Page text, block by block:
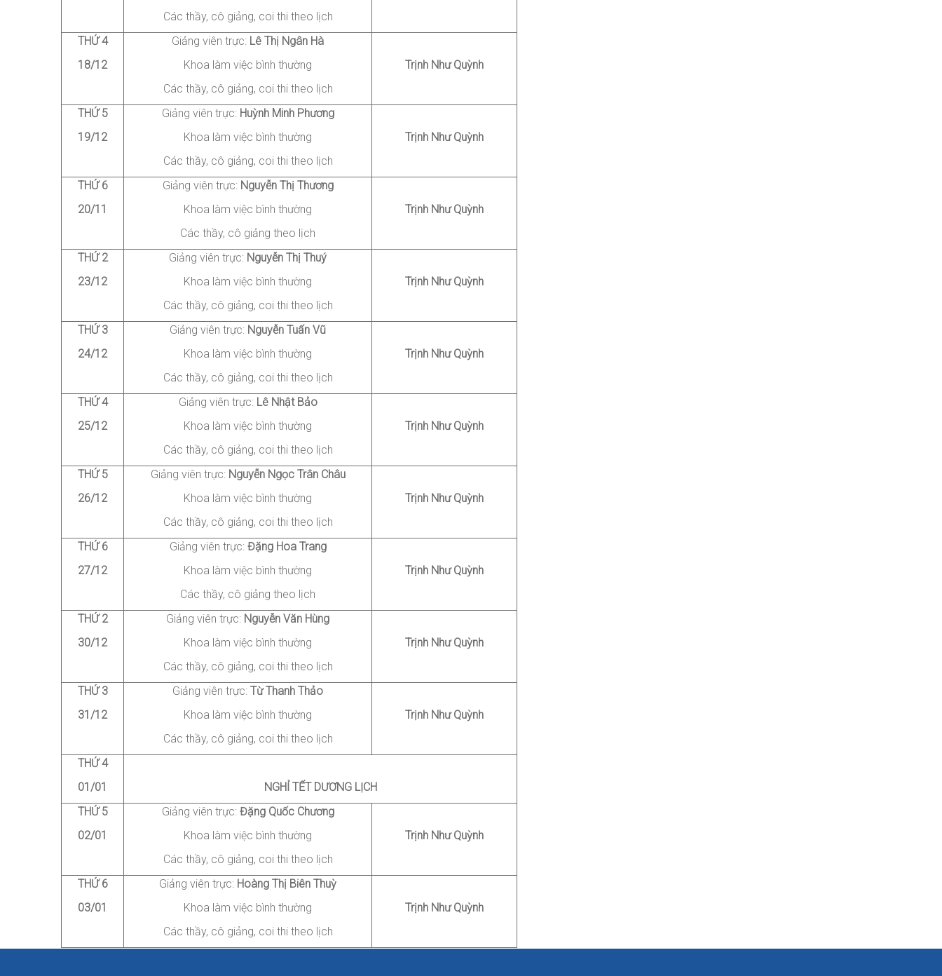
Các thầy, cô giảng, coi thitheo lịch
THỨ 4
18/12
Giảng viên trực: Lê Thị Ngân Hà
Khoa làm việc bình thường
Các thầy, cô giảng, coi thitheo lịch
Trịnh Như Quỳnh
THỨ5
19/12
Giảng viên trực: HuỳnhMinh Phương
Khoa làm việc bình thường
Các thầy, cô giảng, coi thitheo lịch
Trịnh Như Quỳnh
THỨ6
20/11
Giảng viên trực: NguyễnThị Thương
Khoa làm việc bình thường
Các thầy, cô giảng theo lịch
Trịnh Như Quỳnh
THỨ 2
23/12
Giảng viên trực: Nguyễn Thị Thuý
Khoa làm việc bình thường
Các thầy, cô giảng, coi thitheo lịch
Trịnh Như Quỳnh
THỨ 3
24/12
Giảng viên trực: Nguyễn Tuấn Vũ
Khoa làm việc bình thường
Các thầy, cô giảng, coi thitheo lịch
Trịnh Như Quỳnh
THỨ 4
25/12
Giảng viên trực: LêNhật Bảo
Khoa làm việc bình thường
Các thầy, cô giảng, coi thitheo lịch
Trịnh Như Quỳnh
THỨ5
26/12
Giảng viên trực: NguyễnNgọc Trân Châu
Khoa làm việc bình thường
Các thầy, cô giảng, coi thitheo lịch
Trịnh Như Quỳnh
THỨ6
27/12
Giảng viên trực: ĐặngHoa Trang
Khoa làm việc bình thường
Các thầy, cô giảng theo lịch
Trịnh Như Quỳnh
THỨ 2
30/12
Giảng viên trực: Nguyễn Văn Hùng
Khoa làm việc bình thường
Các thầy, cô giảng, coi thitheo lịch
Trịnh Như Quỳnh
THỨ 3
31/12
Giảng viên trực: TừThanh Thảo
Khoa làm việc bình thường
Các thầy, cô giảng, coi thitheo lịch
Trịnh Như Quỳnh
THỨ 4
01/01
NGHỈ TẾT DƯƠNG LỊCH
THỨ5
02/01
Giảng viên trực: ĐặngQuốc Chương
Khoa làm việc bình thường
Các thầy, cô giảng, coi thitheo lịch
Trịnh Như Quỳnh
THỨ6
03/01
Giảng viên trực: Hoàng Thị Biên Thuỳ
Khoa làm việc bình thường
Các thầy, cô giảng, coi thitheo lịch
Trịnh Như Quỳnh